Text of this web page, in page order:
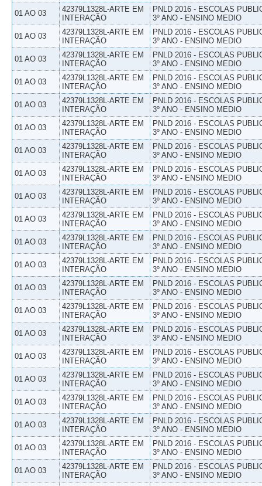
01 AO 03
42379L1328L-ARTE EM
INTERAÇÃO
PNLD 2016 - ESCOLAS
3º ANO - ENSINO MEDIO
01 AO 03
42379L1328L-ARTE EM
INTERAÇÃO
PNLD 2016 - ESCOLAS
3º ANO - ENSINO MEDIO
01 AO 03
42379L1328L-ARTE EM
INTERAÇÃO
PNLD 2016 - ESCOLAS
3º ANO - ENSINO MEDIO
01 AO 03
42379L1328L-ARTE EM
INTERAÇÃO
PNLD 2016 - ESCOLAS
3º ANO - ENSINO MEDIO
01 AO 03
42379L1328L-ARTE EM
INTERAÇÃO
PNLD 2016 - ESCOLAS
3º ANO - ENSINO MEDIO
01 AO 03
42379L1328L-ARTE EM
INTERAÇÃO
PNLD 2016 - ESCOLAS
3º ANO - ENSINO MEDIO
01 AO 03
42379L1328L-ARTE EM
INTERAÇÃO
PNLD 2016 - ESCOLAS
3º ANO - ENSINO MEDIO
01 AO 03
42379L1328L-ARTE EM
INTERAÇÃO
PNLD 2016 - ESCOLAS
3º ANO - ENSINO MEDIO
01 AO 03
42379L1328L-ARTE EM
INTERAÇÃO
PNLD 2016 - ESCOLAS
3º ANO - ENSINO MEDIO
01 AO 03
42379L1328L-ARTE EM
INTERAÇÃO
PNLD 2016 - ESCOLAS
3º ANO - ENSINO MEDIO
01 AO 03
42379L1328L-ARTE EM
INTERAÇÃO
PNLD 2016 - ESCOLAS
3º ANO - ENSINO MEDIO
01 AO 03
42379L1328L-ARTE EM
INTERAÇÃO
PNLD 2016 - ESCOLAS
3º ANO - ENSINO MEDIO
01 AO 03
42379L1328L-ARTE EM
INTERAÇÃO
PNLD 2016 - ESCOLAS
3º ANO - ENSINO MEDIO
01 AO 03
42379L1328L-ARTE EM
INTERAÇÃO
PNLD 2016 - ESCOLAS
3º ANO - ENSINO MEDIO
01 AO 03
42379L1328L-ARTE EM
INTERAÇÃO
PNLD 2016 - ESCOLAS
3º ANO - ENSINO MEDIO
01 AO 03
42379L1328L-ARTE EM
INTERAÇÃO
PNLD 2016 - ESCOLAS
3º ANO - ENSINO MEDIO
01 AO 03
42379L1328L-ARTE EM
INTERAÇÃO
PNLD 2016 - ESCOLAS
3º ANO - ENSINO MEDIO
01 AO 03
42379L1328L-ARTE EM
INTERAÇÃO
PNLD 2016 - ESCOLAS
3º ANO - ENSINO MEDIO
01 AO 03
42379L1328L-ARTE EM
INTERAÇÃO
PNLD 2016 - ESCOLAS
3º ANO - ENSINO MEDIO
01 AO 03
42379L1328L-ARTE EM
INTERAÇÃO
PNLD 2016 - ESCOLAS
3º ANO - ENSINO MEDIO
01 AO 03
42379L1328L-ARTE EM
INTERAÇÃO
PNLD 2016 - ESCOLAS
3º ANO - ENSINO MEDIO